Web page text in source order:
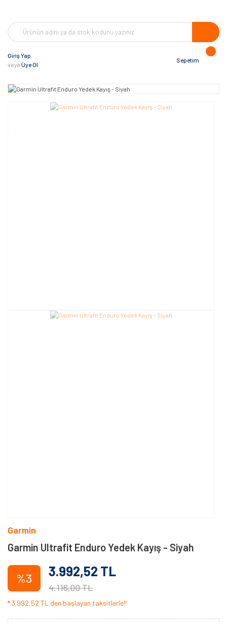
Giriş Yap
veya Üye Ol
Sepetim
Garmin
Garmin Ultrafit Enduro Yedek Kayış - Siyah
%3 3.992,52 TL
4.116,00 TL
* 3.992,52 TL den başlayan taksitlerle!!